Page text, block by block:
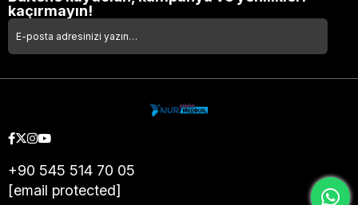
kaçırmayın!
+90 545 514 70 05
[email protected]